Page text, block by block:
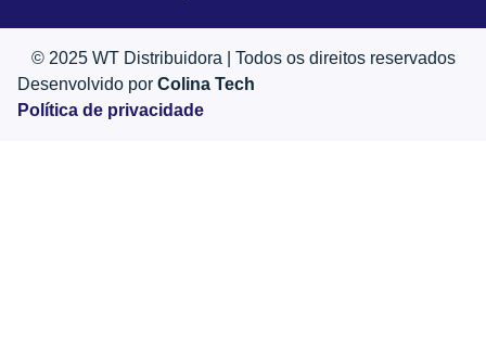
© 2025 WT Distribuidora | Todos os direitos reservados
Desenvolvido por Colina Tech
Política de privacidade